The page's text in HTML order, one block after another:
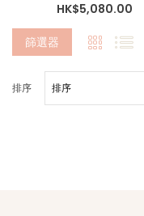
HK$5,080.00
篩選器
排序